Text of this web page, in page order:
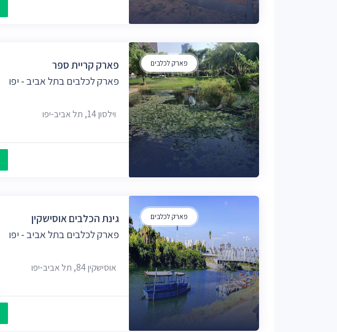
פארק לכלבים
פארק קריית ספר
פארק לכלבים בתל אביב - יפו
וילסון 14, תל אביב-יפו
פארק לכלבים
גינת הכלבים אוסישקין
פארק לכלבים בתל אביב - יפו
אוסישקין 84, תל אביב-יפו